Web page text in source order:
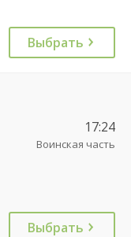
Выбрать
17:24
Воинская часть
Выбрать